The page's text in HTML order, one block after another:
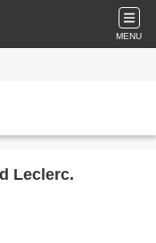
MENU
Leclerc.